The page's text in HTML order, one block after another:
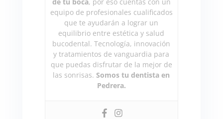
equipo de profesionales cualificados
que te ayudarán a lograr un
equilibrio entre estética y salud
bucodental. Tecnología, innovación
y tratamientos de vanguardia para
que puedas disfrutar de la mejor de
las sonrisas.Somos tu dentista en
Pedrera.